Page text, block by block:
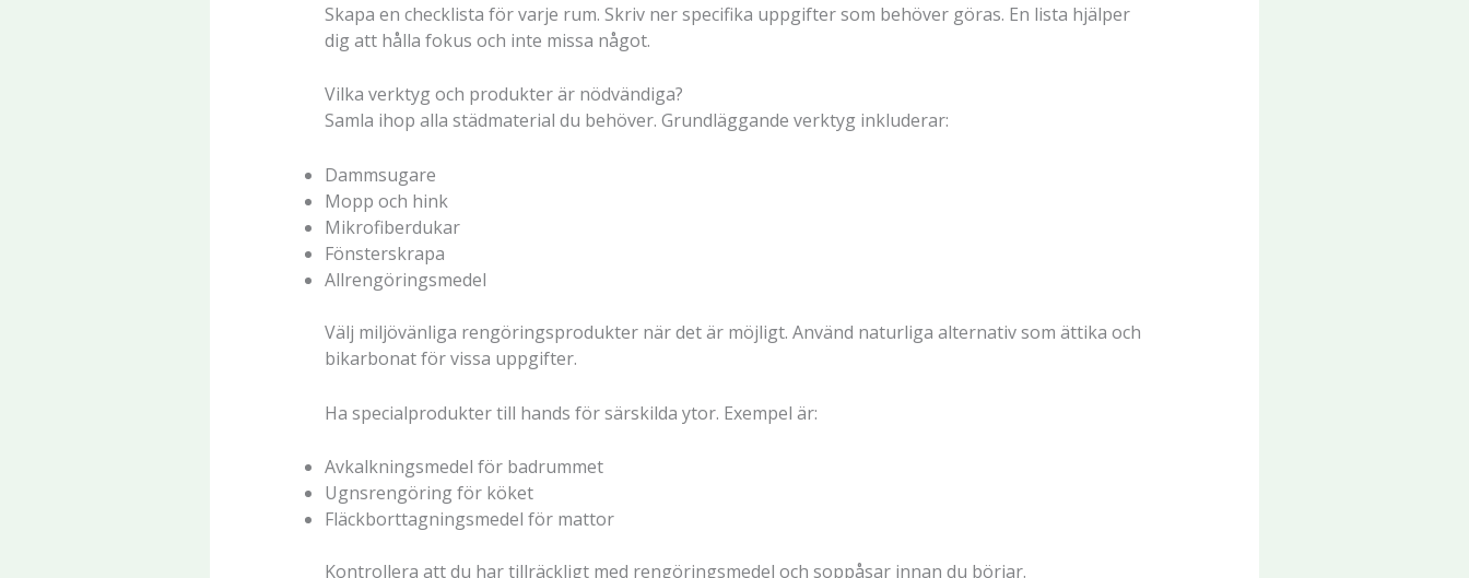
Skapa en checklista för varje rum. Skriv ner specifika uppgifter som behöver göras. En lista hjälper
dig att hålla fokus och inte missa något.
Vilka verktyg och produkter är nödvändiga?
Samla ihop alla städmaterial du behöver. Grundläggande verktyg inkluderar:
Dammsugare
Mopp och hink
Mikrofiberdukar
Fönsterskrapa
Allrengöringsmedel
Välj miljövänliga rengöringsprodukter när det är möjligt. Använd naturliga alternativ som ättika och
bikarbonat för vissa uppgifter.
Ha specialprodukter till hands för särskilda ytor. Exempel är:
Avkalkningsmedel för badrummet
Ugnsrengöring för köket
Fläckborttagningsmedel för mattor
Kontrollera att du har tillräckligt med rengöringsmedel och soppåsar innan du börjar.